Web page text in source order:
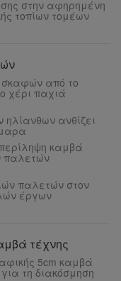
στην αφηρημένη
τοπίων τομέων
από το
χέρι παχιά
ανθίζει
καμβά
παλετών
παλετών στον
έργων
τέχνης
5cm καμβά
τη διακόσμηση